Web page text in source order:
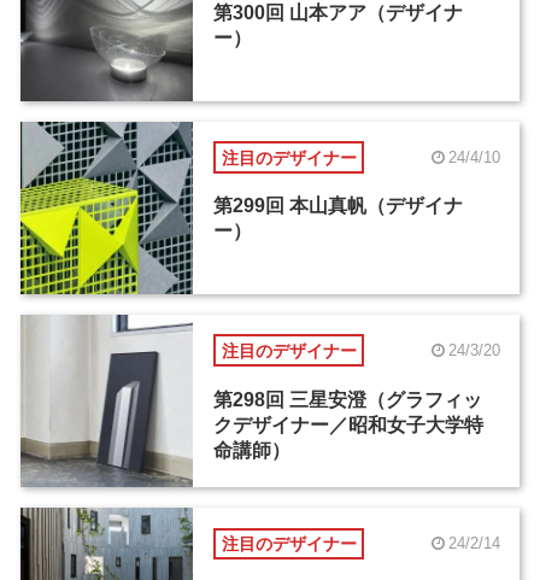
第300回 山本アア（デザイナ
ー）
注目のデザイナー 24/4/10
第299回 本山真帆（デザイナ
ー）
注目のデザイナー 24/3/20
第298回 三星安澄（グラフィッ
クデザイナー／昭和女子大学特
命講師）
注目のデザイナー 24/2/14